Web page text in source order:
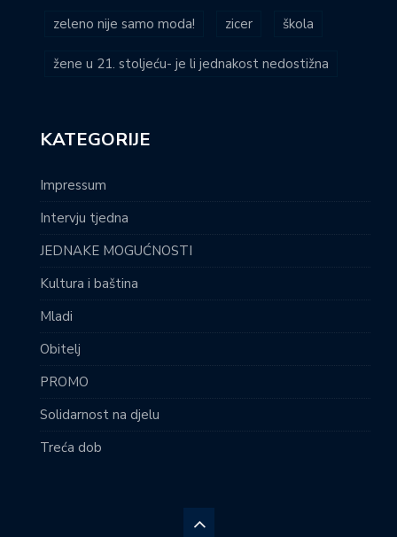
zeleno nije samo moda! zicer škola
žene u 21. stoljeću- je li jednakost nedostižna
KATEGORIJE
Impressum
Intervju tjedna
JEDNAKE MOGUĆNOSTI
Kultura i baština
Mladi
Obitelj
PROMO
Solidarnost na djelu
Treća dob